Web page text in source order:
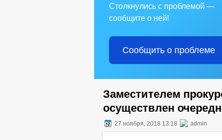
Столкнулись с проблемой —
сообщите о ней!
Сообщить о проблеме
Заместителем
осуществлен
27 ноября, 2018 13:18 admin